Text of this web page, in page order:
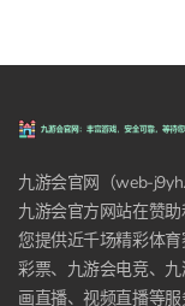
九游会官网（web-
九游会官方网站在赞
您提供近千场精彩体
彩票、九游会电竞、
画直播、视频直播等服